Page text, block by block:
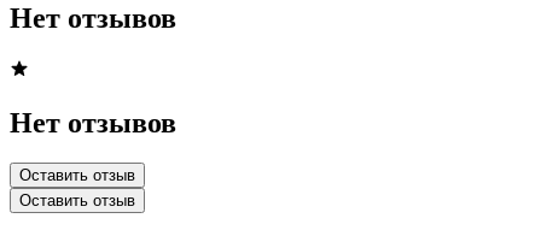
Нет отзывов
Нет отзывов
Оставить отзыв
Оставить отзыв